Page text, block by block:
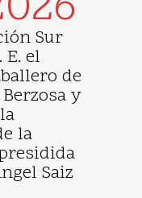
Sur
el
de
y
la
Saiz